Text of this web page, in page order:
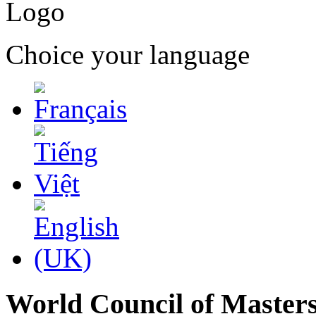
Choice your language
World Council of